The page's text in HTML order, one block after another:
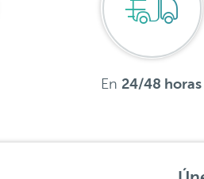
En 24/48 horas